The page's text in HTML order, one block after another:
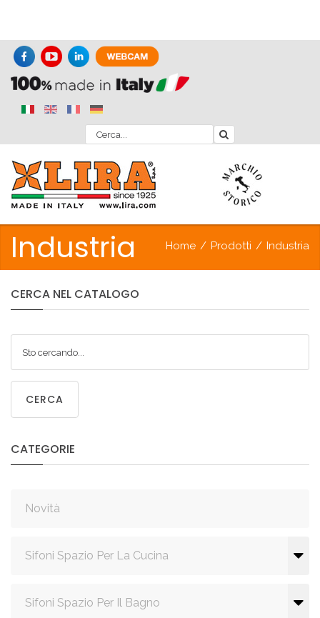
Industria Home / Prodotti / Industria
CERCA NEL CATALOGO
CERCA
CATEGORIE
Novità
Sifoni Spazio Per La Cucina
Sifoni Spazio Per Il Bagno